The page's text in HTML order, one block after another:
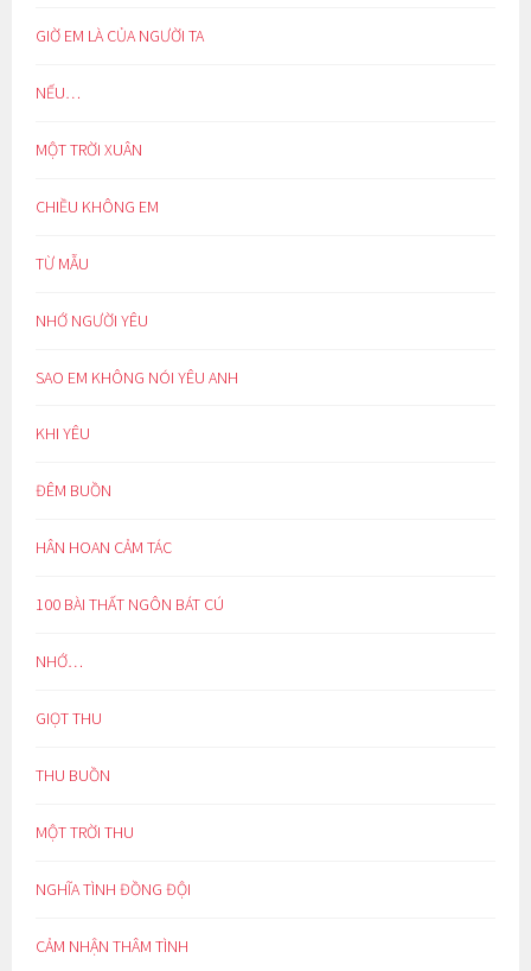
GIỜ EM LÀ CỦA NGƯỜI TA
NẾU…
MỘT TRỜI XUÂN
CHIỀU KHÔNG EM
TỪ MẪU
NHỚ NGƯỜI YÊU
SAO EM KHÔNG NÓI YÊU ANH
KHI YÊU
ĐÊM BUỒN
HÂN HOAN CẢM TÁC
100 BÀI THẤT NGÔN BÁT CÚ
NHỚ…
GIỌT THU
THU BUỒN
MỘT TRỜI THU
NGHĨA TÌNH ĐỒNG ĐỘI
CẢM NHẬN THÂM TÌNH